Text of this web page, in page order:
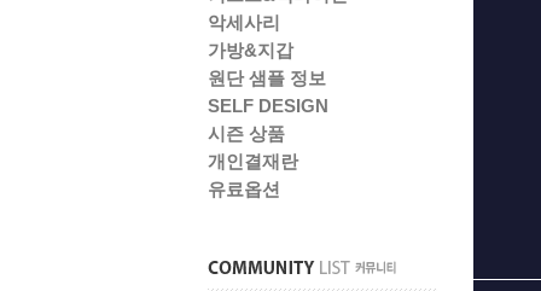
악세사리
가방&지갑
원단 샘플 정보
SELF DESIGN
시즌 상품
개인결재란
유료옵션